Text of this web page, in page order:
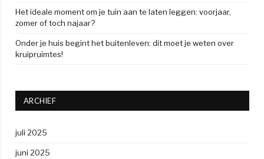
Het ideale moment om je tuin aan te laten leggen: voorjaar,
zomer of toch najaar?
Onder je huis begint het buitenleven: dit moet je weten over
kruipruimtes!
ARCHIEF
juli 2025
juni 2025